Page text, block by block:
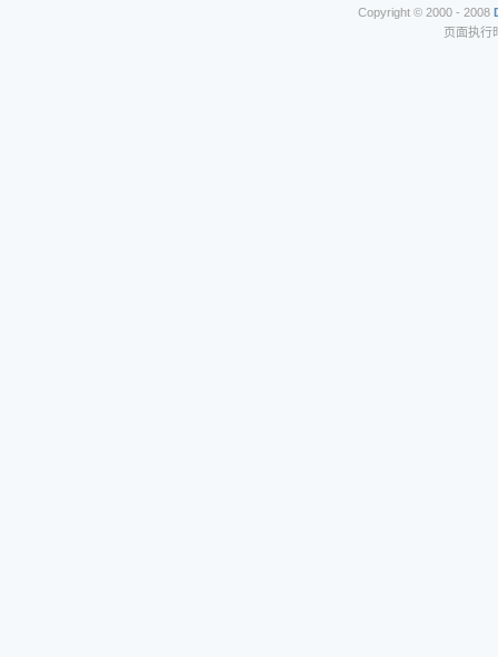
Copyright © 2000 - 2008
页面执行